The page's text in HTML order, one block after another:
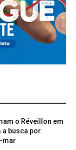
o Réveillon em
busca por
mar